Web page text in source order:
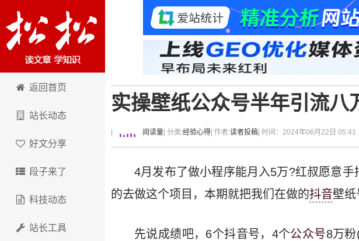
卢松松博客
返回首页
站长动态
好文分享
段子来了
科技动态
站长工具
实操壁纸公众号半年引流八
阅读量 | 分类:经验心得 | 作者:读者投稿 | 时间：2024年06月22日 05:41
4月发布了做小程序能月入5万?红叔愿意
的去做这个项目，本期就把我们在做的抖音壁纸
先说成绩吧，6个抖音号，4个公众号8万